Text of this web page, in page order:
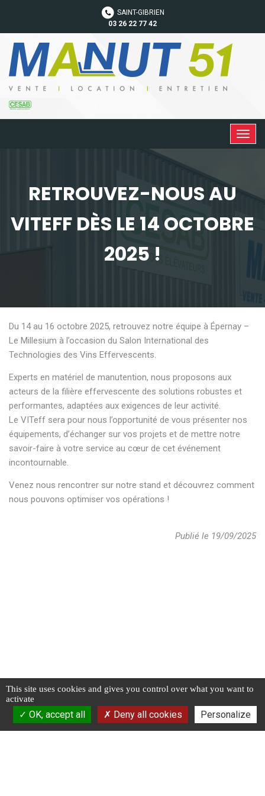
SAINT-GIBRIEN
03 26 22 77 42
RETROUVEZ-NOUS AU
VITEFF DÈS LE 14 OCTOBRE
2025 !
Du 14 au 16 octobre 2025, retrouvez notre équipe à Épernay –
Le Millesium à l’occasion du Salon International des
Technologies des Vins Effervescents.
Experts en matériel de manutention, nous proposons aux
acteurs de la filière effervescente des solutions robustes et
performantes, adaptées aux exigences de leur activité.
Le VITeff sera pour nous l’opportunité de vous présenter nos
équipements, d’échanger sur vos projets et de mettre notre
savoir-faire à votre service au cœur de cet événement
incontournable.
Venez nous rencontrer sur notre stand et découvrez comment
nous pouvons optimiser vos opérations !
Publié le 19/09/2025
Vente, Location et Entretien de Materiels de Manutention.
Cookies management panel
This site uses cookies and gives you control over what you want to
activate
OK, accept all Deny all cookies Personalize